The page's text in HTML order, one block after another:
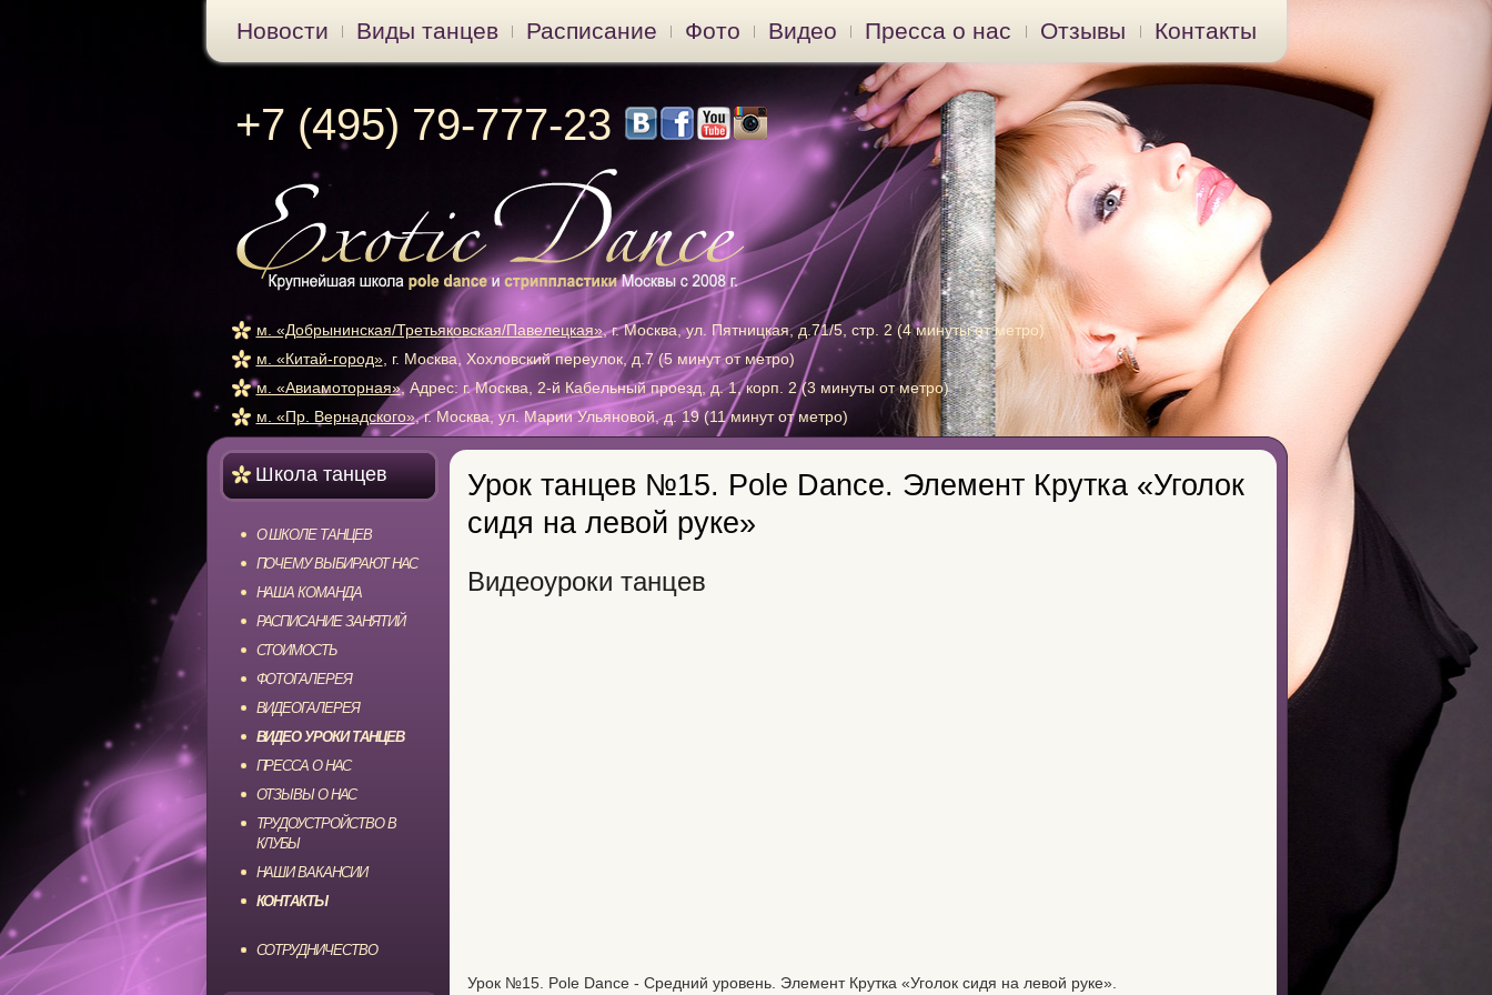
Новости Виды танцев Расписание Фото Видео Пресса о нас Отзывы Контакты
+7 (495) 79-777-23
м. «Добрынинская/Третьяковская/Павелецкая», г. Москва, ул. Пятницкая, д.71/5, стр. 2 (4 минуты от метро)
м. «Китай-город», г. Москва, Хохловский переулок, д.7 (5 минут от метро)
м. «Авиамоторная», Адрес: г. Москва, 2-й Кабельный проезд, д. 1, корп. 2 (3 минуты от метро)
м. «Пр. Вернадского», г. Москва, ул. Марии Ульяновой, д. 19 (11 минут от метро)
Школа танцев
О ШКОЛЕ ТАНЦЕВ
ПОЧЕМУ ВЫБИРАЮТ НАС
НАША КОМАНДА
РАСПИСАНИЕ ЗАНЯТИЙ
СТОИМОСТЬ
ФОТОГАЛЕРЕЯ
ВИДЕОГАЛЕРЕЯ
ВИДЕО УРОКИ ТАНЦЕВ
ПРЕССА О НАС
ОТЗЫВЫ О НАС
ТРУДОУСТРОЙСТВО В
КЛУБЫ
НАШИ ВАКАНСИИ
КОНТАКТЫ
СОТРУДНИЧЕСТВО
Урок танцев №15. Pole Dance. Элемент Крутка «Уголок
сидя на левой руке»
Видеоуроки танцев
Урок №15. Pole Dance - Средний уровень. Элемент Крутка «Уголок сидя на левой руке».